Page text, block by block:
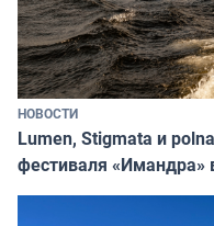
НОВОСТИ
Lumen, Stigmata и
фестиваля «Имандра»